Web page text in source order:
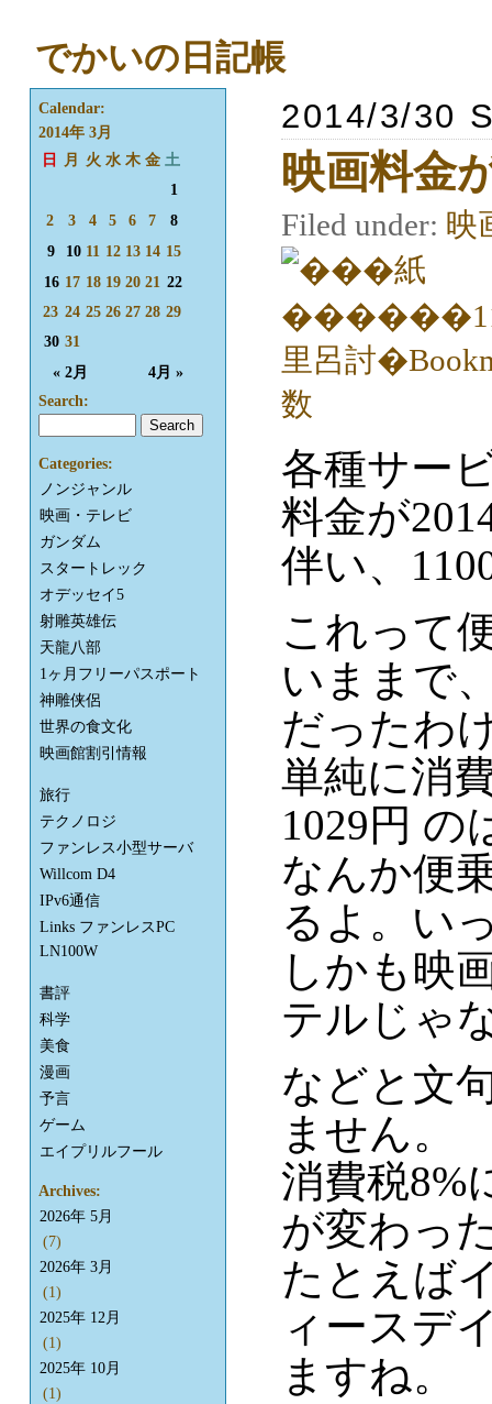
でかいの日記帳
2014/3/30
映画料金
Filed under: 映
各種サー
料金が
伴い、
これって
いままで
だったわ
単純に消
1029円 の
なんか便
るよ。い
しかも映
テルじゃ
などと文
ません。
消費税8%
が変わっ
たとえば
ィースデ
ますね。
Calendar:
2014年 3月
日
月 火 水 木 金 土
« 2月 4月 »
1
2
3 4 5 6 7
8
9
10 11 12 13 14 15
16 17 18 19 20 21 22
23 24 25 26 27 28 29
30 31
Search:
Categories:
ノンジャンル
映画・テレビ
ガンダム
スタートレック
オデッセイ5
射雕英雄伝
天龍八部
1ヶ月フリーパスポート
神雕侠侶
世界の食文化
映画館割引情報
旅行
テクノロジ
ファンレス小型サーバ
Willcom D4
IPv6通信
Links ファンレスPC
LN100W
書評
科学
美食
漫画
予言
ゲーム
エイプリルフール
Archives:
2026年 5月
(7)
2026年 3月
(1)
2025年 12月
(1)
2025年 10月
(1)